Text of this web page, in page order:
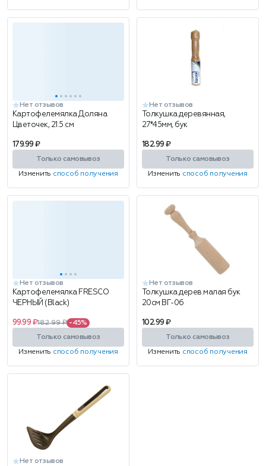
Нет отзывов
Картофелемялка Доляна
Цветочек, 21.5 см
179.99 ₽
Только самовывоз
Изменить способ получения
Нет отзывов
Толкушка деревянная,
27*45мм, бук
182.99 ₽
Только самовывоз
Изменить способ получения
Нет отзывов
Картофелемялка FRESCO
ЧЕРНЫЙ (Black)
99.99 ₽182.99 ₽ -45%
Только самовывоз
Изменить способ получения
Нет отзывов
Толкушка дерев.малая бук
20см ВГ-06
102.99 ₽
Только самовывоз
Изменить способ получения
Нет отзывов